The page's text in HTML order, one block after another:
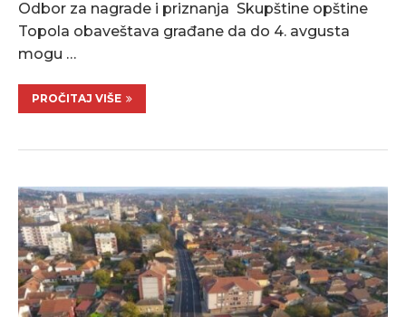
Odbor za nagrade i priznanja Skupštine opštine
Topola obaveštava građane da do 4. avgusta
mogu …
PROČITAJ VIŠE